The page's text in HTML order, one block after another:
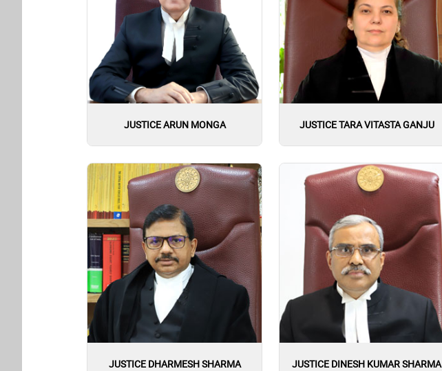
JUSTICE ARUN MONGA JUSTICE TARA VITASTA GANJU
JUSTICE DHARMESH SHARMA JUSTICE DINESH KUMAR SHARMA